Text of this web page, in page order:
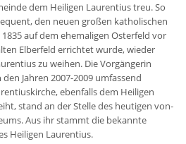
dem Heiligen Laurentius treu. So
den neuen großen katholischen
auf dem ehemaligen Osterfeld vor
Elberfeld errichtet wurde, wieder
zu weihen. Die Vorgängerin
Jahren 2007-2009 umfassend
ebenfalls dem Heiligen
stand an der Stelle des heutigen von-
Aus ihr stammt die bekannte
Heiligen Laurentius.